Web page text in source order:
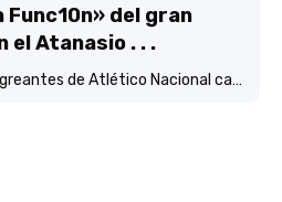
del gran
el Atanasio . . .
Con un partido entre integreantes de Atlético Nacional campéon continental